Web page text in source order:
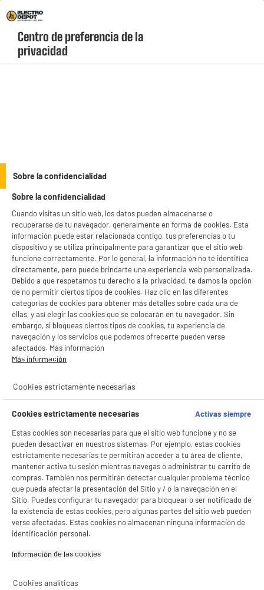
Menú
geolocation-header-icon-text
account
DEPOT
Con el fin de mejorar tu experiencia, y tras tu consentimiento, ELECTRO DEPOT
y sus socios utilizan cookies que procesan tus datos personales para:
- compartir contenido adaptado a tus preferencias
- ofrecer publicidad y comunicaciones personalizadas
- facilitar el intercambio de contenido en las redes sociales
- analizar el tráfico en nuestro sitio web Consulta la política de cookies.
Consulta la política de cookies.
Si aceptas, la experiencia será aún mejor. Si no acepta, se utilizarán cookies
gestionando sus cookies.
Centro de preferencia de la
privacidad
Sobre la confidencialidad
Sobre la confidencialidad
Cuando visitas un sitio web, los datos pueden almacenarse o
recuperarse de tu navegador, generalmente en forma de cookies. Esta
información puede estar relacionada contigo, tus preferencias o tu
dispositivo y se utiliza principalmente para garantizar que el sitio web
funcione correctamente. Por lo general, la información no te identifica
directamente, pero puede brindarte una experiencia web personalizada.
Debido a que respetamos tu derecho a la privacidad, te damos la opción
de no permitir ciertos tipos de cookies. Haz clic en las diferentes
categorías de cookies para obtener más detalles sobre cada una de
ellas, y así elegir las cookies que se colocarán en tu navegador. Sin
embargo, si bloqueas ciertos tipos de cookies, tu experiencia de
navegación y los servicios que podemos ofrecerte pueden verse
afectados. Más información
Más información
Cookies estrictamente necesarias
Cookies estrictamente necesarias
Activas siempre
Estas cookies son necesarias para que el sitio web funcione y no se
pueden desactivar en nuestros sistemas. Por ejemplo, estas cookies
estrictamente necesarias te permitirán acceder a tu área de cliente,
mantener activa tu sesión mientras navegas o administrar tu carrito de
compras. También nos permitirán detectar cualquier problema técnico
que pueda afectar la presentación del Sitio y / o la navegación en el
Sitio. Puedes configurar tu navegador para bloquear o ser notificado de
la existencia de estas cookies, pero algunas partes del sitio web pueden
verse afectadas. Estas cookies no almacenan ninguna información de
identificación personal.
Información de las cookies‎
Cookies analíticas